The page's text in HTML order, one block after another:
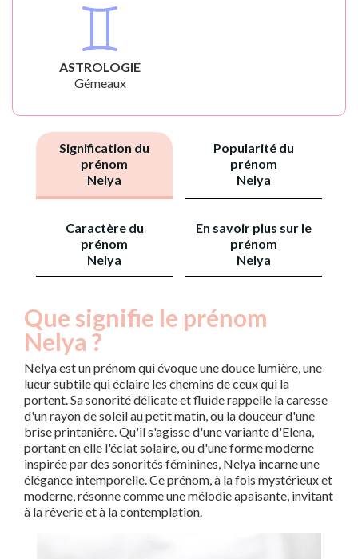
ASTROLOGIE
Gémeaux
Signification du
prénom
Nelya
Popularité du
prénom
Nelya
Caractère du
prénom
Nelya
En savoir plus sur le
prénom
Nelya
Que signifie le prénom
Nelya ?
Nelya est un prénom qui évoque une douce lumière, une
lueur subtile qui éclaire les chemins de ceux qui la
portent. Sa sonorité délicate et fluide rappelle la caresse
d'un rayon de soleil au petit matin, ou la douceur d'une
brise printanière. Qu'il s'agisse d'une variante d'Elena,
portant en elle l'éclat solaire, ou d'une forme moderne
inspirée par des sonorités féminines, Nelya incarne une
élégance intemporelle. Ce prénom, à la fois mystérieux et
moderne, résonne comme une mélodie apaisante, invitant
à la rêverie et à la contemplation.